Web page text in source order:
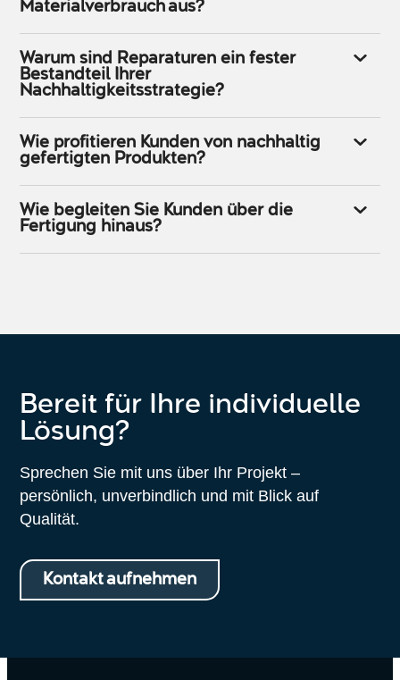
Materialverbrauch aus?
Warum sind Reparaturen ein fester
Bestandteil Ihrer
Nachhaltigkeitsstrategie?
Wie profitieren Kunden von nachhaltig
gefertigten Produkten?
Wie begleiten Sie Kunden über die
Fertigung hinaus?
Bereit für Ihre individuelle
Lösung?
Sprechen Sie mit uns über Ihr Projekt –
persönlich, unverbindlich und mit Blick auf
Qualität.
Kontakt aufnehmen